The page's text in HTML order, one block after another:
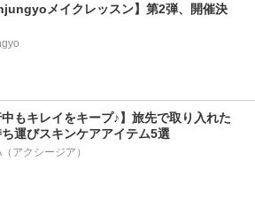
メイクレッスン】第2弾、開催決
中もキレイをキープ♪】旅先で取り入れた
運びスキンケアアイテム5選
アクシージア）